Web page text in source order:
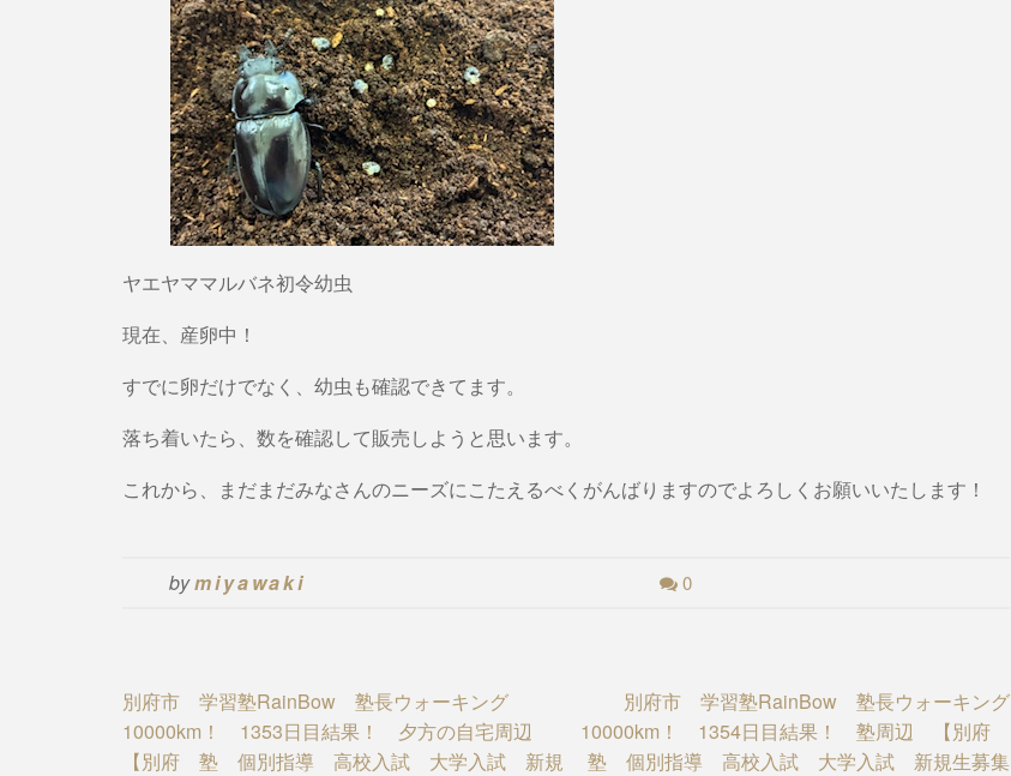
ヤエヤママルバネ初令幼虫
現在、産卵中！
すでに卵だけでなく、幼虫も確認できてます。
落ち着いたら、数を確認して販売しようと思います。
これから、まだまだみなさんのニーズにこたえるべくがんばりますのでよろしくお願いいたします！
bymiyawaki 0
Post
navigation
別府市 学習塾RainBow 塾長ウォーキング
10000km！ 1353日目結果！ 夕方の自宅周辺
【別府 塾 個別指導 高校入試 大学入試 新規
別府市 学習塾RainBow 塾長ウォーキング
10000km！ 1354日目結果！ 塾周辺 【別府
塾 個別指導 高校入試 大学入試 新規生募集